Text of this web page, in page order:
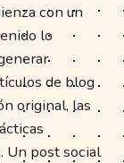
con un
lo
de blog
original, las
Un post social